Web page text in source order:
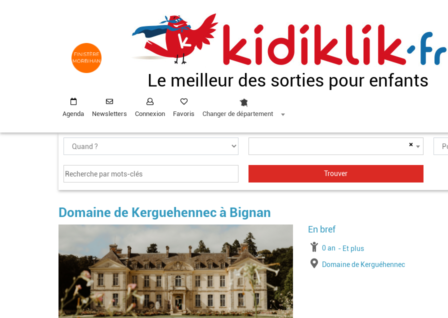
Le meilleur des sorties pour enfants
Agenda Newsletters Connexion Favoris Changer de département
×
Domaine de Kerguehennec à Bignan
Image
à partir de
0 an jusqu'à l'âge de
Et plus
Lieu
Domaine de Kerguéhennec